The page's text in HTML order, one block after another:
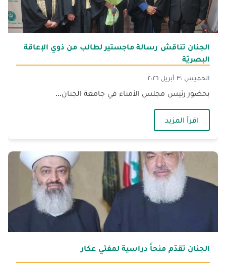
الجنان تناقش رسالة ماجستير لطالب من ذوي الإعاقة
البصريّة
الخميس ٣٠ أبريل ٢٠٢٦
بحضور رئيس مجلس الأمناء في جامعة الجنان...
اقرأ المزيد— الجنان تناقش رسالة ماجستير لطالب من ذوي
الجنان تقدّم منحاً دراسية لمفتي عكار